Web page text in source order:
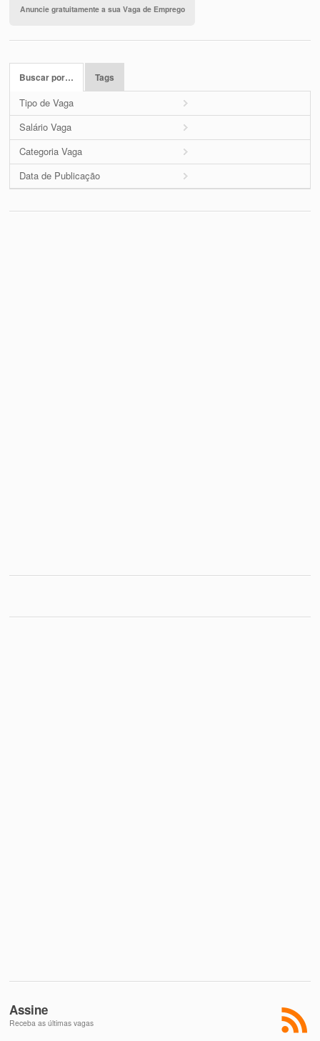
Anuncie gratuitamente a sua Vaga de Emprego
Buscar por… Tags
Tipo de Vaga
Salário Vaga
Categoria Vaga
Data de Publicação
Assine
Receba as últimas vagas